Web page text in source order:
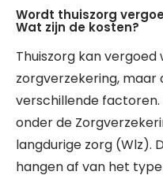
Wordt thuiszorg
Wat zijn de kosten?
Thuiszorg kan
zorgverzekering, maar
verschillende
onder de
langdurige zorg (Wlz).
hangen af van het